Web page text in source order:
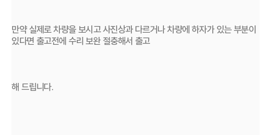
만약 실제로 차량을 보시고 사진상과 다르거나 차량에 하자가 있는 부분이
있다면 출고전에 수리 보완 절충해서 출고
해 드립니다.